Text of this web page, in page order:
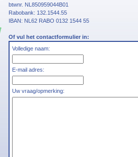
btwnr. NL850959044B01
Rabobank: 132.1544.55
IBAN: NL62 RABO 0132 1544 55
Of vul het contactformulier in:
Volledige naam:
E-mail adres:
Uw vraag/opmerking: